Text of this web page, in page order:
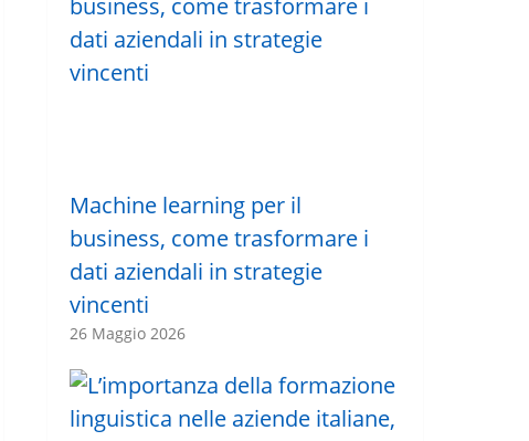
Machine learning per il
business, come trasformare i
dati aziendali in strategie
vincenti
26 Maggio 2026